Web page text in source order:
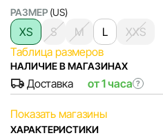
РАЗМЕР (US)
XS S M L
XXS
Таблица размеров
НАЛИЧИЕ В МАГАЗИНАХ
Доставка от 1 часа ?
Показать магазины
ХАРАКТЕРИСТИКИ